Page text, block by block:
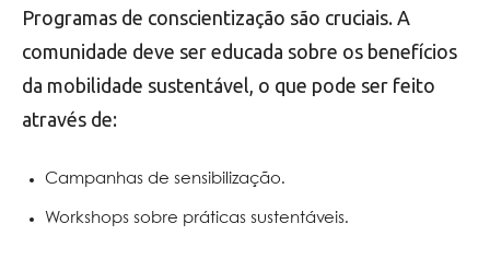
Programas de conscientização são cruciais. A
comunidade deve ser educada sobre os benefícios
da mobilidade sustentável, o que pode ser feito
através de:
Campanhas de sensibilização.
Workshops sobre práticas sustentáveis.